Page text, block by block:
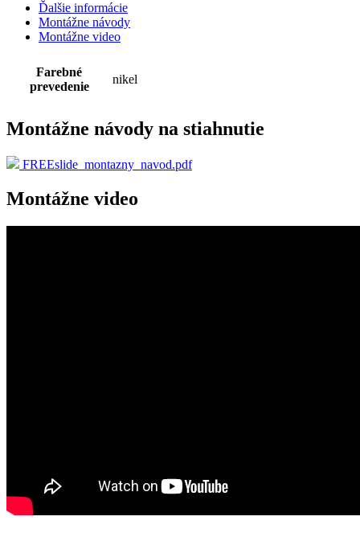
Ďalšie informácie
Montážne návody
Montážne video
Farebné
prevedenie
nikel
Montážne návody na stiahnutie
FREEslide_montazny_navod.pdf
Montážne video